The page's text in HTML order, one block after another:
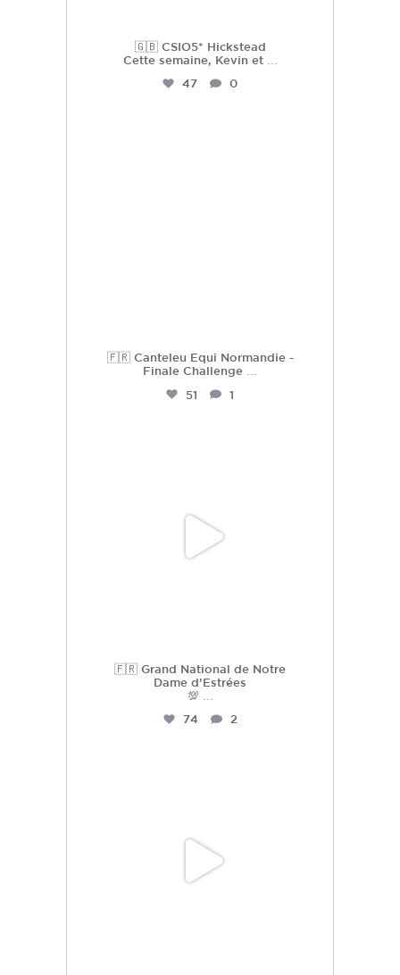
🇬🇧 CSIO5* Hickstead
Cette semaine, Kevin et ...
47
0
🇫🇷 Canteleu Equi Normandie -
Finale Challenge ...
51
1
🇫🇷 Grand National de Notre
Dame d’Estrées
💯
74
2